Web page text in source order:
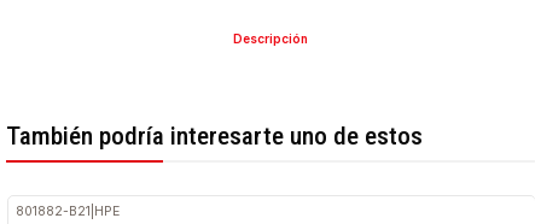
Descripción
También podría interesarte uno de estos
801882-B21 HPE